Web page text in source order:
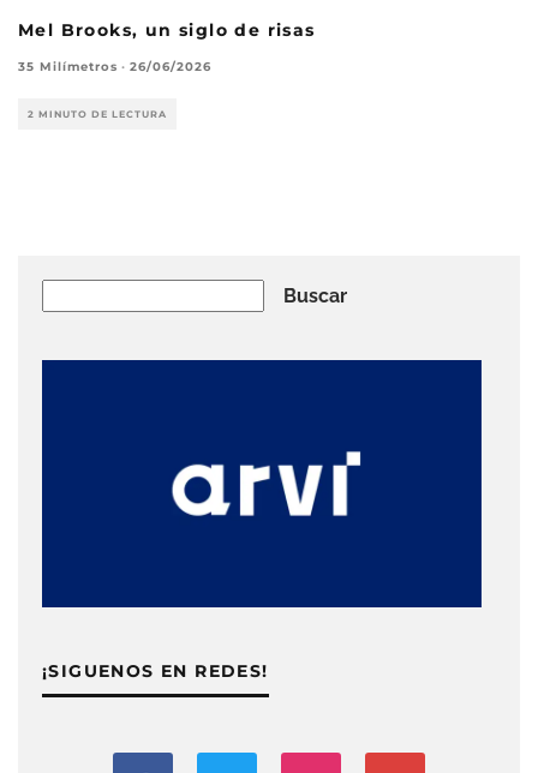
Mel Brooks, un siglo de risas
35 Milímetros · 26/06/2026
2 MINUTO DE LECTURA
Buscar
¡SIGUENOS EN REDES!